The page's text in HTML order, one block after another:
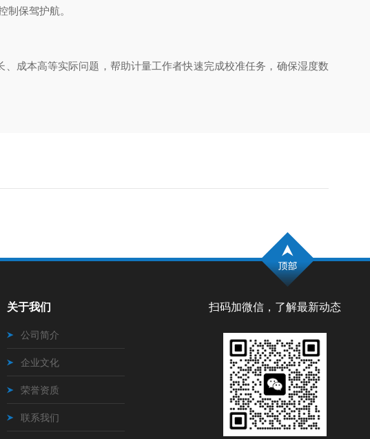
保驾护航。
成本高等实际问题，帮助计量工作者快速完成校准任务，确保湿度数
扫码加微信，了解最新动态
关于我们
公司简介
企业文化
荣誉资质
联系我们